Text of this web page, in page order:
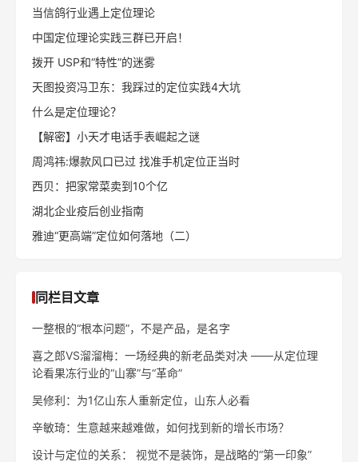
当信鸽行业遇上定位理论
中国定位理论实践三群已开启！
拨开 USP和“特性”的迷雾
天图投资冯卫东：我踩过的定位实践4大坑
什么是定位理论？
【解密】小天才电话手表崛起之谜
周鸿祎:爆款风口已过 找准手机定位正当时
西贝：把家常菜卖到10个亿
湖北企业疫后创业指南
雅迪“更高端”定位如何落地（二）
同栏目文章
一整根的“根本问题”，不是产品，是名字
喜之郎VS溜溜梅：一场经典的新老品类对决 ——从定位理
论看果冻行业的“山寨”与“革命”
吴修利：为1亿山东人重新定位，山东人必看
辛敏琦：生意越来越难做，如何找到新的增长市场？
设计与定位的关系： 视觉不是装饰，是战略的“第一印象”